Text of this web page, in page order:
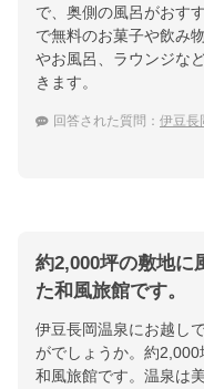
で、奥側の風呂がおす
で無料のお菓子や飲み
やお風呂、ラウンジな
きます。
回答された質問： 伊豆長岡
約2,000坪の敷地に
た和風旅館です。
伊豆長岡温泉にお越し
がでしょうか。約
和風旅館です。温泉は